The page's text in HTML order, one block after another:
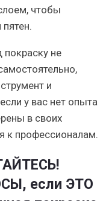
чтобы
не
и
у вас нет опыта
в своих
к профессионалам.
если ЭТО